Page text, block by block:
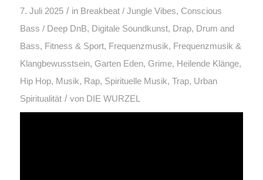
7. Juli 2025 / in Breakbeat / Jungle Vibes, Conscious
Bass / Deep DnB, Digitale Soundkunst, Drap, Drum and
Bass, Fitness & Sport, Frequenzmusik, Frequenzmusik &
Klangbewusstsein, Garten Eden, Grime, Heilende Klänge,
Hip Hop, Musik, Rap, Spirituelle Musik, Trap, Urban
Spiritualität / von DIE WURZEL